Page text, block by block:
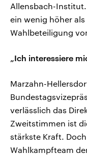
Allensbach-Institut.
ein wenig höher
Wahlbeteiligung
„Ich interessiere
Marzahn-
verlässlich das
Zweitstimmen ist
stärkste Kraft.
Wahlkampfteam